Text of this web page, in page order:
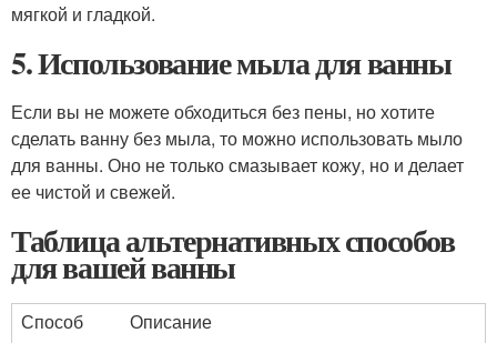
мягкой и гладкой.
5. Использование мыла для ванны
Если вы не можете обходиться без пены, но хотите
сделать ванну без мыла, то можно использовать мыло
для ванны. Оно не только смазывает кожу, но и делает
ее чистой и свежей.
Таблица альтернативных способов
для вашей ванны
Способ
Описание